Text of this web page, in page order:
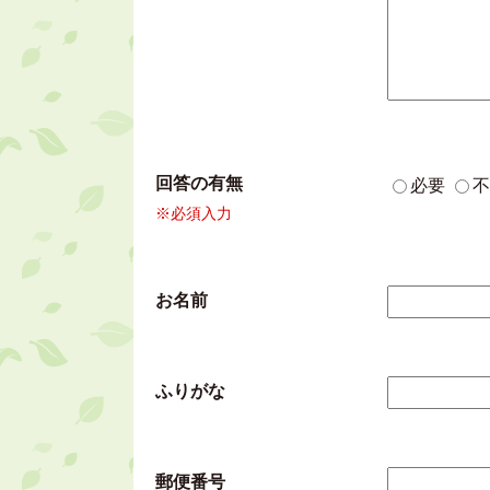
回答の有無
※必須入力
必要
お名前
ふりがな
郵便番号